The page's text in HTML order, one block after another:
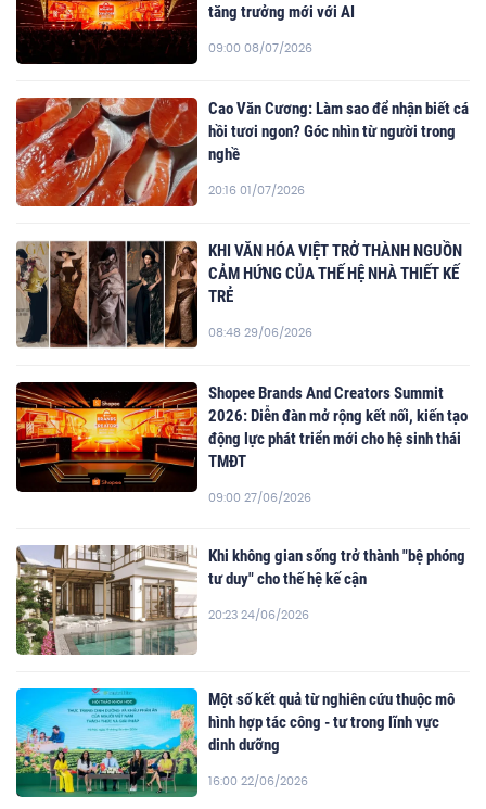
tăng trưởng mới với AI
09:00 08/07/2026
Cao Văn Cương: Làm sao để nhận biết cá
hồi tươi ngon? Góc nhìn từ người trong
nghề
20:16 01/07/2026
KHI VĂN HÓA VIỆT TRỞ THÀNH NGUỒN
CẢM HỨNG CỦA THẾ HỆ NHÀ THIẾT KẾ
TRẺ
08:48 29/06/2026
Shopee Brands And Creators Summit
2026: Diễn đàn mở rộng kết nối, kiến tạo
động lực phát triển mới cho hệ sinh thái
TMĐT
09:00 27/06/2026
Khi không gian sống trở thành "bệ phóng
tư duy" cho thế hệ kế cận
20:23 24/06/2026
Một số kết quả từ nghiên cứu thuộc mô
hình hợp tác công - tư trong lĩnh vực
dinh dưỡng
16:00 22/06/2026